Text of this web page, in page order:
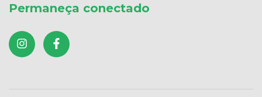
Permaneça conectado